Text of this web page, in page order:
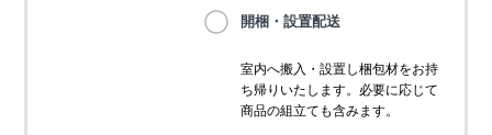
開梱・設置配送
室内へ搬入・設置し梱包材をお持
ち帰りいたします。必要に応じて
商品の組立ても含みます。